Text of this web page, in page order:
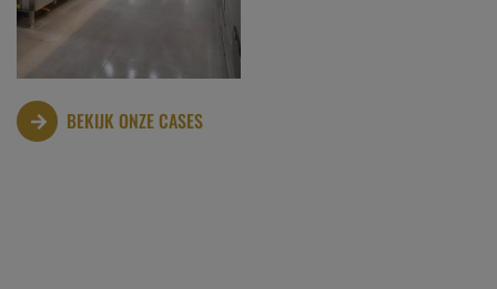
LA HOWARDERIE
BEKIJK ONZE CASES